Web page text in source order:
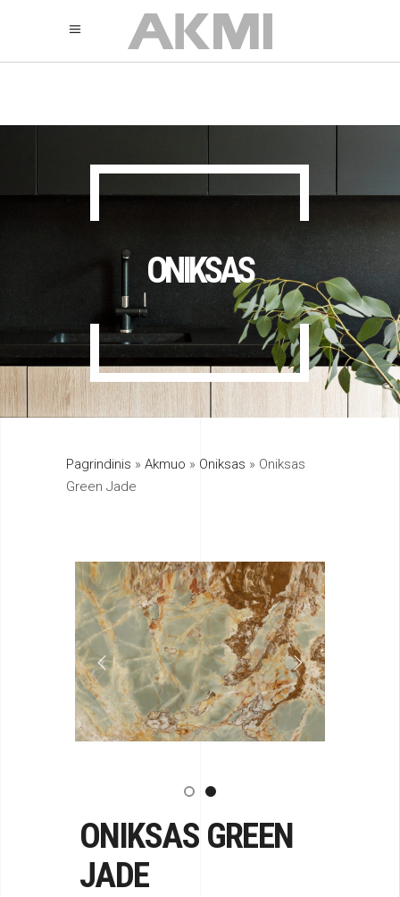
ONIKSAS
895
325
895
Pagrindinis » Akmuo » Oniksas » Oniksas
Green Jade
ONIKSAS GREEN
JADE